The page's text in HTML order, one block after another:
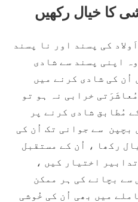
کا خیال رکھیں
کی پسند اور نا پسند
اپنی پسند سے شادی
اُن کی شادی کرنے میں
خرابی نہ ہو تو
مُطابق شادی کرنے پر
بچپن سے جوانی تک اُن کی
رکھا ، اُن کے مستقبل
اختیار کیں ،
سے بچانے کی ہر ممکن
میں بھی اُن کی خُوشی